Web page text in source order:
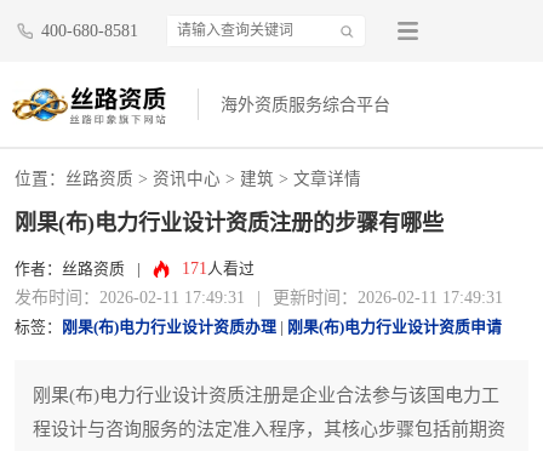
400-680-8581
海外资质服务综合平台
位置： 丝路资质 > 资讯中心 > 建筑 > 文章详情
刚果(布)电力行业设计资质注册的步骤有哪些
作者：丝路资质 171人看过
发布时间：2026-02-11 17:49:31 更新时间：2026-02-11 17:49:31
标签： 刚果(布)电力行业设计资质办理 刚果(布)电力行业设计资质申请
刚果(布)电力行业设计资质注册是企业合法参与该国电力工
程设计与咨询服务的法定准入程序，其核心步骤包括前期资